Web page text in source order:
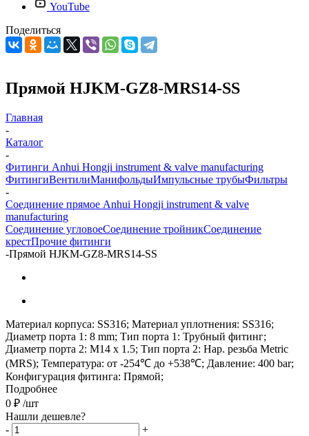
YouTube
Поделиться
Прямой HJKM-GZ8-MRS14-SS
Главная
-
Каталог
-
Фитинги Anhui Hongji instrument & valve manufacturing
ФитингиВентилиМанифольдыИмпульсные трубыФильтры
-
Соединение прямое Anhui Hongji instrument & valve
manufacturing
Соединение угловоеСоединение тройникСоединение
крестПрочие фитинги
-Прямой HJKM-GZ8-MRS14-SS
Материал корпуса: SS316; Материал уплотнения: SS316;
Диаметр порта 1: 8 mm; Тип порта 1: Трубный фитинг;
Диаметр порта 2: M14 x 1.5; Тип порта 2: Нар. резьба Metric
(MRS); Температура: от -254℃ до +538℃; Давление: 400 bar;
Конфигурация фитинга: Прямой;
Подробнее
0 ₽ /шт
Нашли дешевле?
-
+